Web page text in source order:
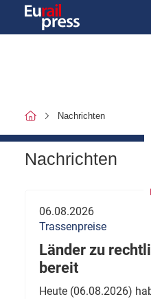
Nachrichten
Nachrichten
06.08.2026
Trassenpreise
Länder zu
bereit
Heute (06.08.2026)